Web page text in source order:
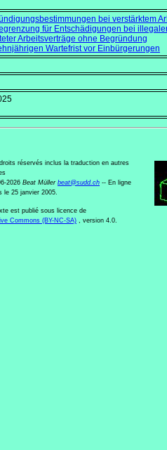
bei verstärktem
für Entschädigungen bei
Arbeitsverträge ohne Begründung
Wartefrist vor Einbürgerungen
réservés inclus la traduction en autres
2026 Beat Müller beat@sudd.ch -- En ligne
le 25 janvier 2005.
est publié sous licence de
Commons (BY-NC-SA) , version 4.0.